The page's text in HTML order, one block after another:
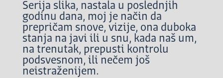
Serija slika, nastala u poslednjih
godinu dana, moj je način da
prepričam snove, vizije, ona duboka
stanja na javi ili u snu, kada naš um,
na trenutak, prepusti kontrolu
podsvesnom, ili nečem još
neistraženijem.